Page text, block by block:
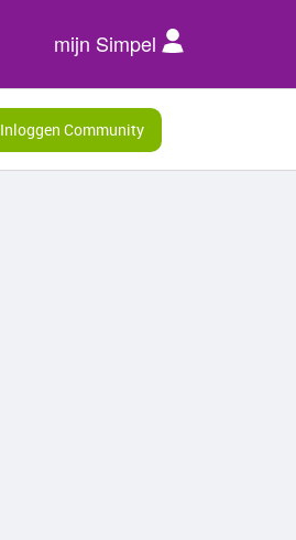
mijn Simpel
Inloggen Community